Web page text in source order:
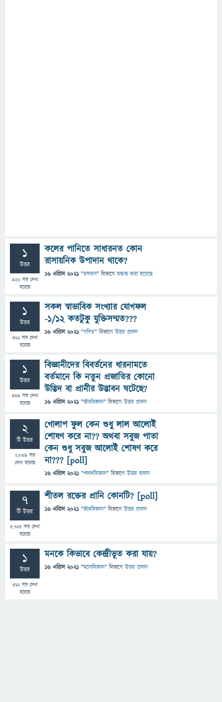
1
উত্তর
926বার দেখা
হয়েছে
কলের পানিতে সাধারনত কোন
রাসায়নিক উপাদান থাকে?
16 এপ্রিল 2021 "রসায়ন" বিভাগে মন্তব্য করা হয়েছে
1
উত্তর
461বার দেখা
হয়েছে
সকল স্বাভাবিক সংখ্যার যোগফল
-১/১২ কতটুকু যুক্তিসম্মত???
16 এপ্রিল 2021 "গণিত" বিভাগে উত্তর প্রদান
1
উত্তর
439 বার দেখা
হয়েছে
বিজ্ঞানীদের বিবর্তনের ধারনামতে
বর্তমানে কি নতুন প্রজাতির কোনো
উদ্ভিদ বা প্রানীর উদ্ভাবন ঘটেছে?
16 এপ্রিল 2021 "জীববিজ্ঞান" বিভাগে উত্তর প্রদান
2
টি উত্তর
2,039 বার
দেখা হয়েছে
গোলাপ ফুল কেন শুধু লাল আলোই
শোষণ করে না?? অথবা সবুজ পাতা
কেন শুধু সবুজ আলোই শোষণ করে
না??? [poll]
16 এপ্রিল 2021 "পদার্থবিজ্ঞান" বিভাগে উত্তর প্রদান
7
টি উত্তর
5,725 বার দেখা
হয়েছে
শীতল রক্তের প্রানি কোনটি? [poll]
16 এপ্রিল 2021 "জীববিজ্ঞান" বিভাগে উত্তর প্রদান
1
উত্তর
312বার দেখা
হয়েছে
মনকে কিভাবে কেন্দ্রীভূত করা যায়?
16 এপ্রিল 2021 "মনোবিজ্ঞান" বিভাগে উত্তর প্রদান